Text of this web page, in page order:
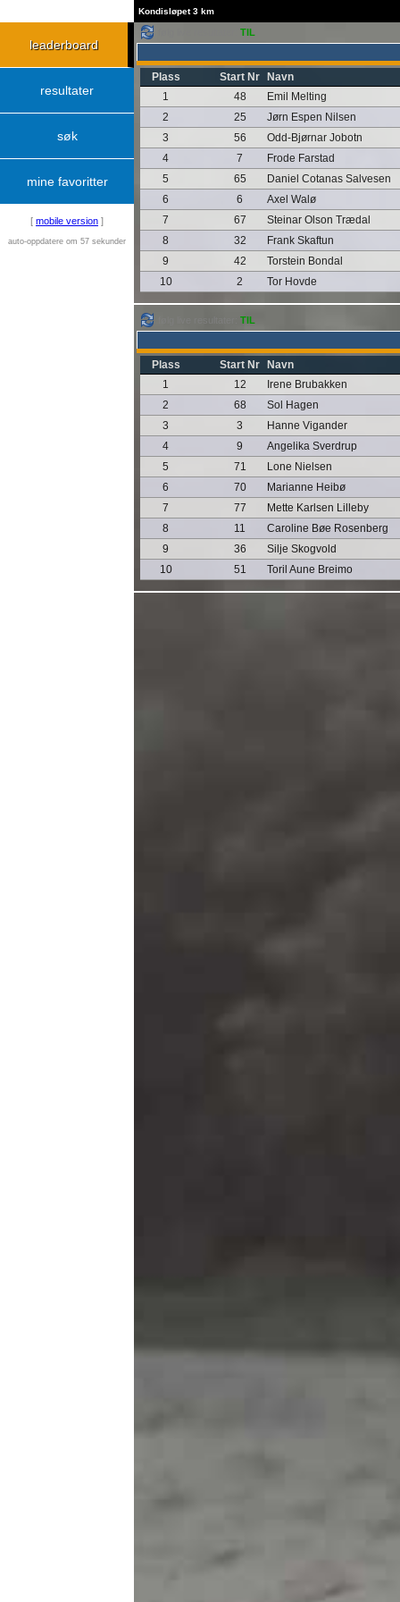
Kondisløpet 3 km
leaderboard
resultater
søk
mine favoritter
[ mobile version ]
auto-oppdatere om 57 sekunder
TIL
Plass Start Nr
Navn
1
48
Emil Melting
2
25
Jørn Espen Nilsen
3
56
Odd-Bjørnar Jobotn
4
7
Frode Farstad
5
65
Daniel Cotanas Salvesen
6
6
Axel Walø
7
67
Steinar Olson Trædal
8
32
Frank Skaftun
9
42
Torstein Bondal
10
2 Tor Hovde
TIL
Plass Start Nr
Navn
1
12
Irene Brubakken
2
68
Sol Hagen
3
3
Hanne Vigander
4
9
Angelika Sverdrup
5
71
Lone Nielsen
6
70
Marianne Heibø
7
77
Mette Karlsen Lilleby
8
11
Caroline Bøe Rosenberg
9
36
Silje Skogvold
10
51 Toril Aune Breimo